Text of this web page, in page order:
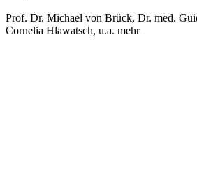
Prof. Dr. Michael von Brück, Dr. med.
Cornelia Hlawatsch, u.a. mehr